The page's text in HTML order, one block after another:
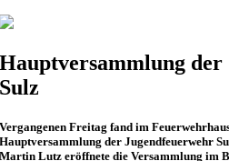
Hauptversammlung
Sulz
Vergangenen Freitag fand im
Hauptversammlung der Jugendfeuerwehr
Martin Lutz eröffnete die Versammlung im